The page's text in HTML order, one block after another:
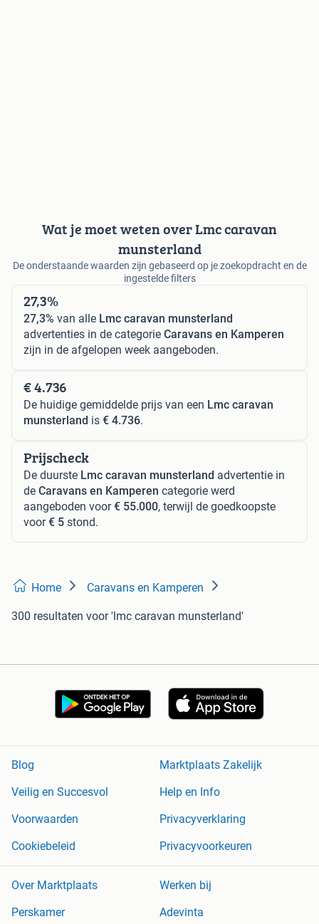
Wat je moet weten over Lmc caravan
munsterland
De onderstaande waarden zijn gebaseerd op je zoekopdracht en de
ingestelde filters
27,3%
27,3% van alle Lmc caravan munsterland
advertenties in de categorie Caravans en Kamperen
zijn in de afgelopen week aangeboden.
€ 4.736
De huidige gemiddelde prijs van een Lmc caravan
munsterland is € 4.736.
Prijscheck
De duurste Lmc caravan munsterland advertentie in
de Caravans en Kamperen categorie werd
aangeboden voor€ 55.000, terwijl de goedkoopste
voor€ 5 stond.
Home Caravans en Kamperen
300 resultaten voor 'lmc caravan munsterland'
Blog
Marktplaats Zakelijk
Veilig en Succesvol
Help en Info
Voorwaarden
Privacyverklaring
Cookiebeleid
Privacyvoorkeuren
Over Marktplaats
Werken bij
Perskamer
Adevinta